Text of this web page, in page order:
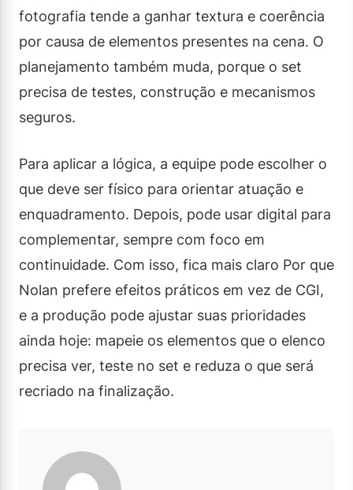
fotografia tende a ganhar textura e coerência
por causa de elementos presentes na cena. O
planejamento também muda, porque o set
precisa de testes, construção e mecanismos
seguros.
Para aplicar a lógica, a equipe pode escolher o
que deve ser físico para orientar atuação e
enquadramento. Depois, pode usar digital para
complementar, sempre com foco em
continuidade. Com isso, fica mais claro Por que
Nolan prefere efeitos práticos em vez de CGI,
e a produção pode ajustar suas prioridades
ainda hoje: mapeie os elementos que o elenco
precisa ver, teste no set e reduza o que será
recriado na finalização.